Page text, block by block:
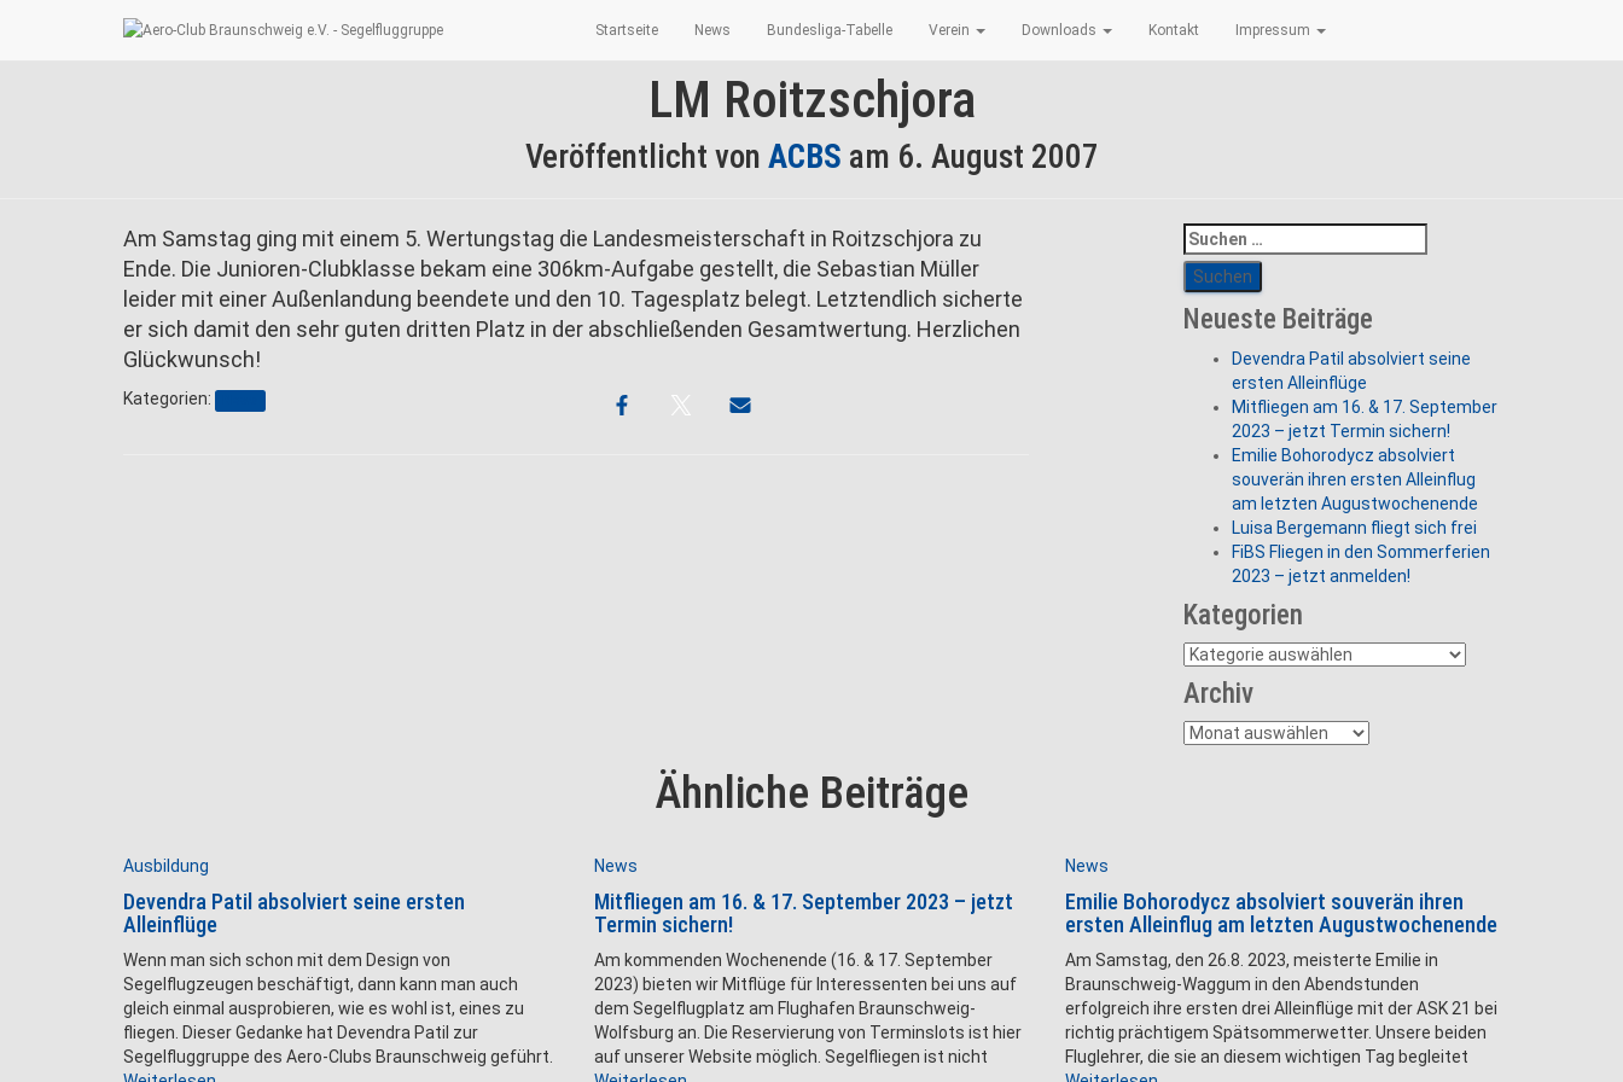
Startseite News Bundesliga-Tabelle Verein Downloads Kontakt Impressum
LM Roitzschjora
Veröffentlicht von ACBS am 6. August 2007
Am Samstag ging mit einem 5. Wertungstag die Landesmeisterschaft in Roitzschjora zu
Ende. Die Junioren-Clubklasse bekam eine 306km-Aufgabe gestellt, die Sebastian Müller
leider mit einer Außenlandung beendete und den 10. Tagesplatz belegt. Letztendlich sicherte
er sich damit den sehr guten dritten Platz in der abschließenden Gesamtwertung. Herzlichen
Glückwunsch!
Kategorien:
Suchen
nach:
Neueste Beiträge
Devendra Patil absolviert seine
ersten Alleinflüge
Mitfliegen am 16. & 17. September
2023 – jetzt Termin sichern!
Emilie Bohorodycz absolviert
souverän ihren ersten Alleinflug
am letzten Augustwochenende
Luisa Bergemann fliegt sich frei
FiBS Fliegen in den Sommerferien
2023 – jetzt anmelden!
Kategorien
Kategorien
Archiv
Archiv
Ähnliche Beiträge
Ausbildung
Devendra Patil absolviert seine ersten
Alleinflüge
Wenn man sich schon mit dem Design von
Segelflugzeugen beschäftigt, dann kann man auch
gleich einmal ausprobieren, wie es wohl ist, eines zu
fliegen. Dieser Gedanke hat Devendra Patil zur
Segelfluggruppe des Aero-Clubs Braunschweig geführt.
News
Mitfliegen am 16. & 17. September 2023 – jetzt
Termin sichern!
Am kommenden Wochenende (16. & 17. September
2023) bieten wir Mitflüge für Interessenten bei uns auf
dem Segelflugplatz am Flughafen Braunschweig-
Wolfsburg an. Die Reservierung von Terminslots ist hier
auf unserer Website möglich. Segelfliegen ist nicht
News
Emilie Bohorodycz absolviert souverän ihren
ersten Alleinflug am letzten Augustwochenende
Am Samstag, den 26.8. 2023, meisterte Emilie in
Braunschweig-Waggum in den Abendstunden
erfolgreich ihre ersten drei Alleinflüge mit der ASK 21 bei
richtig prächtigem Spätsommerwetter. Unsere beiden
Fluglehrer, die sie an diesem wichtigen Tag begleitet